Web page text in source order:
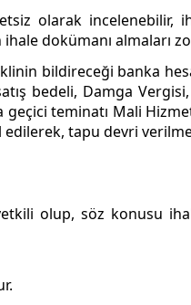
olarak incelenebilir,
dokümanı almaları
bildireceği banka
bedeli, Damga
teminatı Mali
edilerek, tapu devri
olup, söz konusu